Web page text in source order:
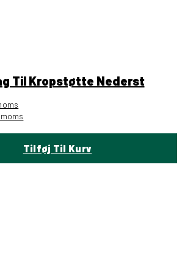
Til Kropstøtte Nederst
Tilføj Til Kurv